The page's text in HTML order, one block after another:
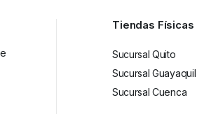
Tiendas Físicas
Sucursal Quito
Sucursal Guayaquil
Sucursal Cuenca